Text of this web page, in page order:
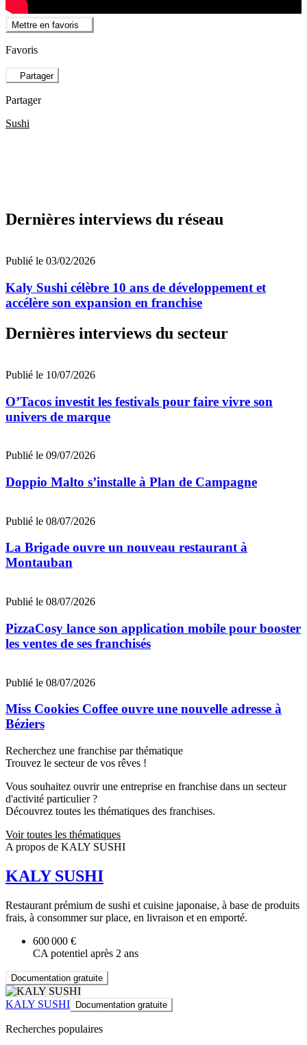
Mettre en favoris
Favoris
Partager
Partager
Sushi
Dernières interviews du réseau
Publié le 03/02/2026
Kaly Sushi célèbre 10 ans de développement et
accélère son expansion en franchise
Dernières interviews du secteur
Publié le 10/07/2026
O’Tacos investit les festivals pour faire vivre son
univers de marque
Publié le 09/07/2026
Doppio Malto s’installe à Plan de Campagne
Publié le 08/07/2026
La Brigade ouvre un nouveau restaurant à
Montauban
Publié le 08/07/2026
PizzaCosy lance son application mobile pour booster
les ventes de ses franchisés
Publié le 08/07/2026
Miss Cookies Coffee ouvre une nouvelle adresse à
Béziers
Recherchez une franchise par thématique
Trouvez le secteur de vos rêves !
Vous souhaitez ouvrir une entreprise en franchise dans un secteur
d'activité particulier ?
Découvrez toutes les thématiques des franchises.
Voir toutes les thématiques
A propos de KALY SUSHI
KALY SUSHI
Restaurant prémium de sushi et cuisine japonaise, à base de produits
frais, à consommer sur place, en livraison et en emporté.
600 000 €
CA potentiel après 2 ans
Documentation gratuite
KALY SUSHI Documentation gratuite
Recherches populaires